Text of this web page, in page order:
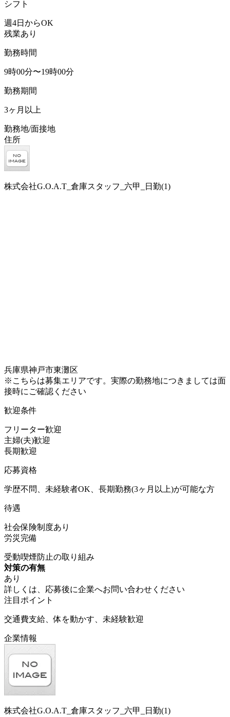
シフト
週4日からOK
残業あり
勤務時間
9時00分〜19時00分
勤務期間
3ヶ月以上
勤務地/面接地
住所
株式会社G.O.A.T_倉庫スタッフ_六甲_日勤(1)
兵庫県神戸市東灘区
※こちらは募集エリアです。実際の勤務地につきましては面
接時にご確認ください
歓迎条件
フリーター歓迎
主婦(夫)歓迎
長期歓迎
応募資格
学歴不問、未経験者OK、長期勤務(3ヶ月以上)が可能な方
待遇
社会保険制度あり
労災完備
受動喫煙防止の取り組み
対策の有無
あり
詳しくは、応募後に企業へお問い合わせください
注目ポイント
交通費支給、体を動かす、未経験歓迎
企業情報
株式会社G.O.A.T_倉庫スタッフ_六甲_日勤(1)